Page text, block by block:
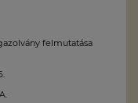
felmutatása